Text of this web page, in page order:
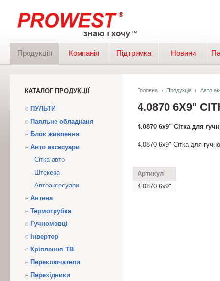
Продукція Компанія Підтримка Новини
КАТАЛОГ ПРОДУКЦІЇ
ПУЛЬТИ
Паяльне обладнаня
Блок живлення
Авто аксесуари
Сітка авто
Штекера
Автоаксесуари
Антена
Термотрубка
Гучномовці
Інвертор
Кріплення ТВ
Переключатели
Перехідники
Головна Продукція Авто
4.0870 6X9"
4.0870 6x9" Сітка для
4.0870 6x9" Сітка для
Артикул
4.0870 6x9"